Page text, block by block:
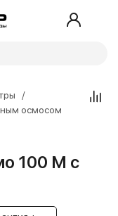
осмосом
100 М с